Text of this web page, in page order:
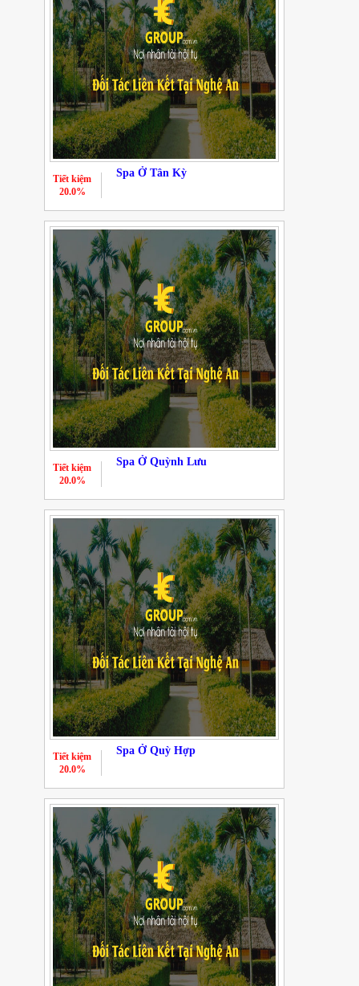
Spa Ở Tân Kỳ
Tiết kiệm
20.0%
Spa Ở Quỳnh Lưu
Tiết kiệm
20.0%
Spa Ở Quỳ Hợp
Tiết kiệm
20.0%